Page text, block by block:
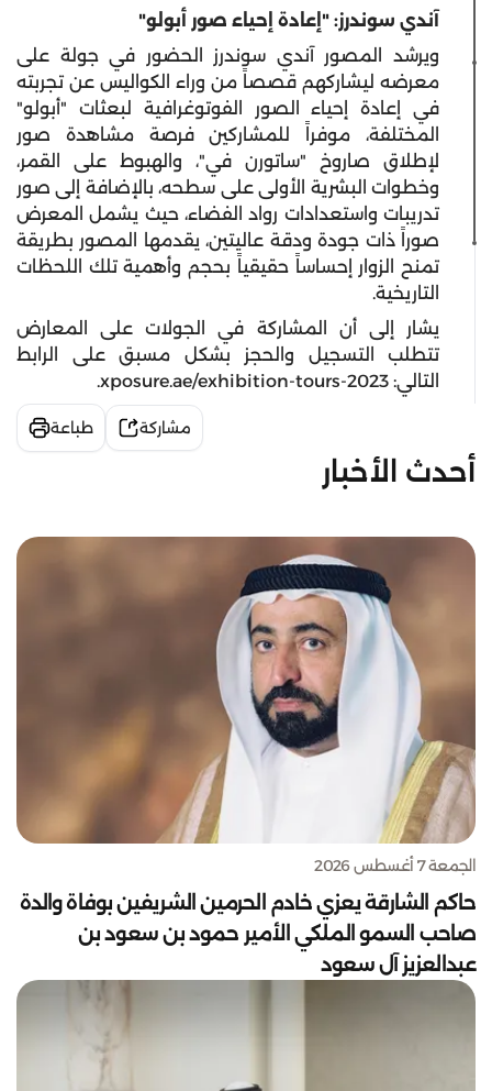
آندي سوندرز: "إعادة إحياء صور أبولو"
ويرشد المصور آندي سوندرز الحضور في جولة على
معرضه ليشاركهم قصصاً من وراء الكواليس عن تجربته
في إعادة إحياء الصور الفوتوغرافية لبعثات "أبولو"
المختلفة، موفراً للمشاركين فرصة مشاهدة صور
لإطلاق صاروخ "ساتورن في"، والهبوط على القمر،
وخطوات البشرية الأولى على سطحه، بالإضافة إلى صور
تدريبات واستعدادات رواد الفضاء، حيث يشمل المعرض
صوراً ذات جودة ودقة عاليتين، يقدمها المصور بطريقة
تمنح الزوار إحساساً حقيقياً بحجم وأهمية تلك اللحظات
التاريخية.
يشار إلى أن المشاركة في الجولات على المعارض
تتطلب التسجيل والحجز بشكل مسبق على الرابط
التالي: xposure.ae/exhibition-tours-2023.
مشاركة طباعة
أحدث الأخبار
الجمعة 7 أغسطس 2026
حاكم الشارقة يعزي خادم الحرمين الشريفين بوفاة والدة
صاحب السمو الملكي الأمير حمود بن سعود بن
عبدالعزيز آل سعود